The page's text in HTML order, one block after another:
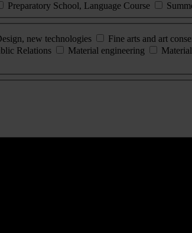
Preparatory School, Language Course
new technologies Fine arts and art
Relations Material engineering